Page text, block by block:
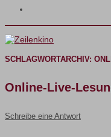
SCHLAGWORTARCHIV:
Online-Live-
Schreibe eine Antwort